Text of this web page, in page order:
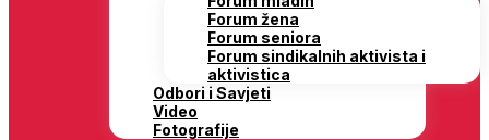
Forum žena
Forum seniora
Forum sindikalnih aktivista i
aktivistica
Odbori i Savjeti
Video
Fotografije